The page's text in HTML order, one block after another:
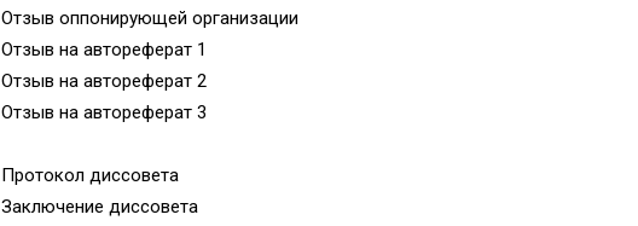
Отзыв оппонирующей организации
Отзыв на автореферат 1
Отзыв на автореферат 2
Отзыв на автореферат 3
Протокол диссовета
Заключение диссовета